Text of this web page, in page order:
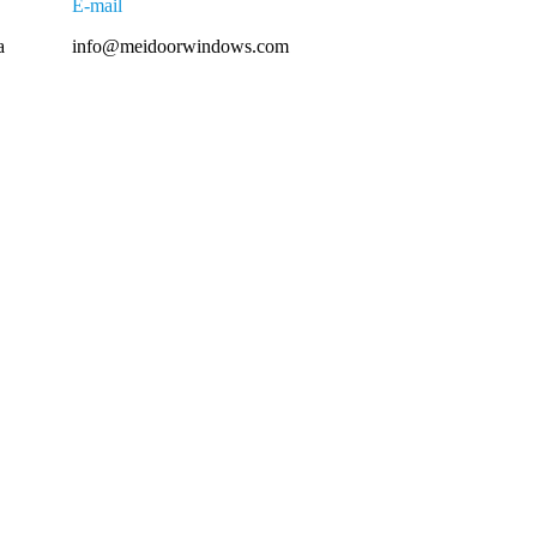
E-mail
info@meidoorwindows.com